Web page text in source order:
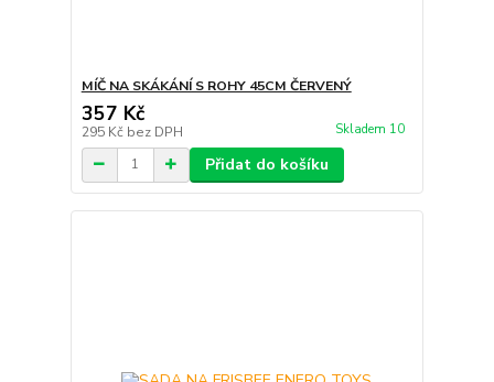
MÍČ NA SKÁKÁNÍ S ROHY 45CM ČERVENÝ
357 Kč
295 Kč bez DPH Skladem 10
Přidat do košíku